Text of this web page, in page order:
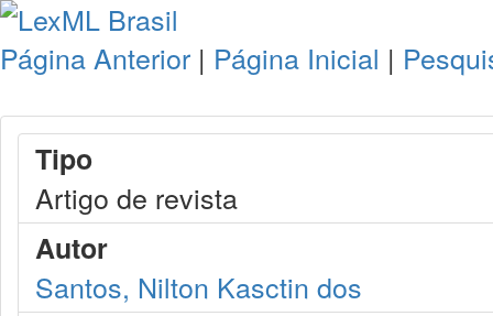
Página Anterior | Página Inicial |
Tipo
Artigo de revista
Autor
Santos, Nilton Kasctin dos